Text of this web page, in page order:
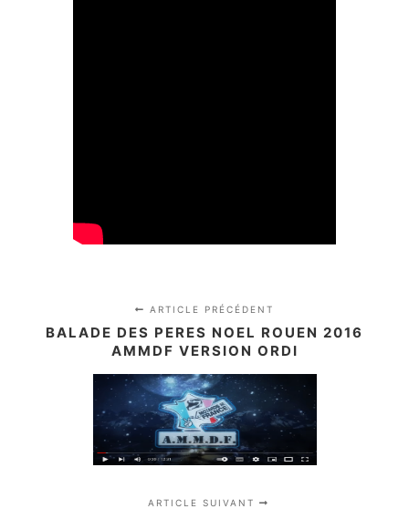
ARTICLE PRÉCÉDENT
BALADE DES PERES NOEL ROUEN 2016
AMMDF VERSION ORDI
ARTICLE SUIVANT